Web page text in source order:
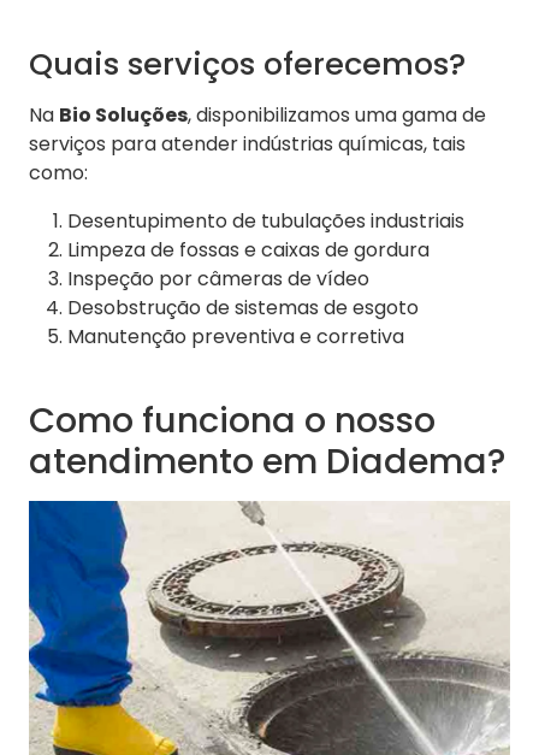
Quais serviços oferecemos?
Na Bio Soluções, disponibilizamos uma gama de
serviços para atender indústrias químicas, tais
como:
Desentupimento de tubulações industriais
Limpeza de fossas e caixas de gordura
Inspeção por câmeras de vídeo
Desobstrução de sistemas de esgoto
Manutenção preventiva e corretiva
Como funciona o nosso
atendimento em Diadema?